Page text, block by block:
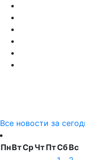
Все новости за
ПнВтСрЧтПтСбВс